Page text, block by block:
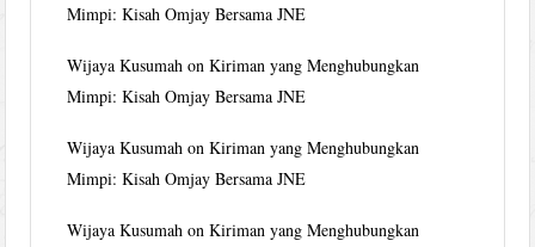
Mimpi: Kisah Omjay Bersama JNE
Wijaya Kusumah onKiriman yang Menghubungkan
Mimpi: Kisah Omjay Bersama JNE
Wijaya Kusumah onKiriman yang Menghubungkan
Mimpi: Kisah Omjay Bersama JNE
Wijaya Kusumah onKiriman yang Menghubungkan